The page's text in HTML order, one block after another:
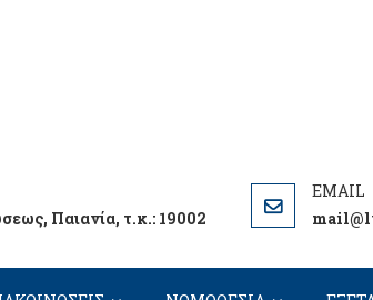
Παιανία, τ.κ.: 19002